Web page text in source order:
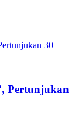
Pertunjukan